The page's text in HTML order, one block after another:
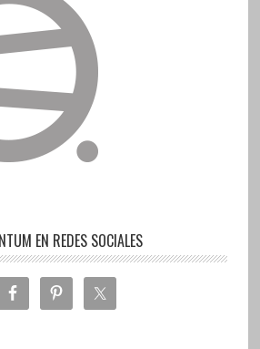
EN REDES SOCIALES